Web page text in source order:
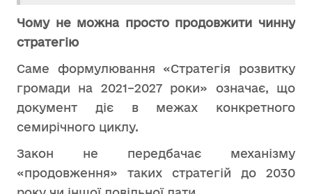
Чому не можна просто продовжити чинну
стратегію
Саме формулювання «Стратегія розвитку
громади на 2021–2027 роки» означає, що
документ діє в межах конкретного
семирічного циклу.
Закон не передбачає механізму
«продовження» таких стратегій до 2030